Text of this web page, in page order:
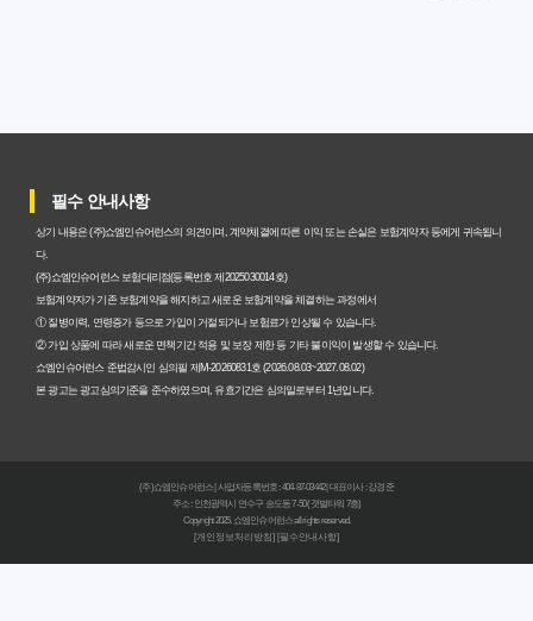
갱신형 암보험과 비갱신형, 어떤 차이가 있을까? 내게 맞는
암보험비갱신형, 평생 고정 보험료의 숨겨진 가치와 현명한
선택 기준
암보험 비갱신형, 왜 지금 선택해야 할까요? 미래 보험료 걱
정 끝내는 방법
갱신형 vs 비갱신형 암보험, 당신에게 더 유리한 선택은? 완
필수 안내사항
상기 내용은 (주)쇼엠인슈어런스의 의견이며, 계약체결에 따른 이익 또는 손실은 보험계약자 등에게 귀속됩니
다.
(주)쇼엠인슈어런스 보험대리점(등록번호 제2025030014호)
보험계약자가 기존 보험계약을 해지하고 새로운 보험계약을 체결하는 과정에서
① 질병이력, 연령증가 등으로 가입이 거절되거나 보험료가 인상될 수 있습니다.
② 가입 상품에 따라 새로운 면책기간 적용 및 보장 제한 등 기타 불이익이 발생할 수 있습니다.
쇼엠인슈어런스 준법감시인 심의필 제M-20260831호 (2026.08.03~2027.08.02)
본 광고는 광고심의기준을 준수하였으며, 유효기간은 심의일로부터 1년입니다.
(주)쇼엠인슈어런스 | 사업자등록번호 : 404-87-03442 | 대표이사 : 강경준
주소 : 인천광역시 연수구 송도동 7-50 (갯벌타워 7층)
Copyright 2025. 쇼엠인슈어런스 all rights reserved.
[개인정보처리방침] [필수안내사항]